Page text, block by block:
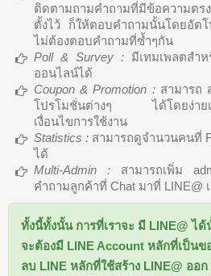
ติดตามถามคำถามที่มีข้อความตร
ตั้งไว้ ก็ให้ตอบคำถามนั้นโดยอัต
ไม่ต้องตอบคำถามที่ซ้ำๆกัน
Poll & Survey : มีเทมเพลตสำ
ออนไลน์ได้
Coupon & Promotion :สามารถ
โปรโมชั่นต่างๆ ได้โดยง่ายเพี
เงื่อนไขการใช้งาน
Statistics : สามารถดูจำนวนคนที่
ได้
Multi-Admin :สามารถเพิ่ม
คำถามลูกค้าที่ Chat มาที่ LINE@
ทั้งนี้ทั้งนั้น การที่เราจะ มี LINE@ ได้
จะต้องมี LINE Account หลักที่เป็นขอ
ลบ LINE หลักที่ใช้สร้าง LINE@ ออก